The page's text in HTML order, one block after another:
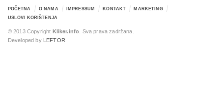
POČETNA O NAMA IMPRESSUM KONTAKT
MARKETING
USLOVI KORIŠTENJA
© 2013 Copyright Kliker.info . Sva prava zadržana.
Developed by
LEFTOR